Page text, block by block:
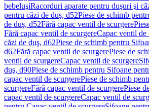
bebeluşiRacorduri aparate pentru duşuri şi
pentru căzi de duş, d52Piese de schimb
de duş, d52Fără capac ventil de scurgere
Fără capac ventil de scurgereCapac ventil de
căzi de duş, d62Piese de schimb pentru
d62Fără capac ventil de scurgerePiese de
ventil de scurgereCapac ventil de scurgere
duş, d90Piese de schimb pentru Sifoane
capac ventil de scurgerePiese de schimb
scurgereFără capac ventil de scurgerePiese
capac ventil de scurgereCapac ventil de